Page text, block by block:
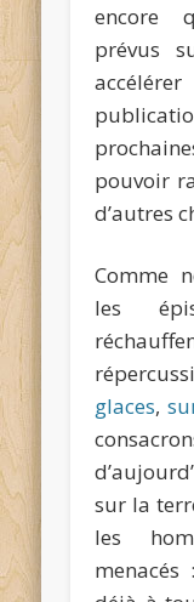
encore
prévus
pouvoir
d’autres
Comme
les
glaces,
sur la
les
menacés